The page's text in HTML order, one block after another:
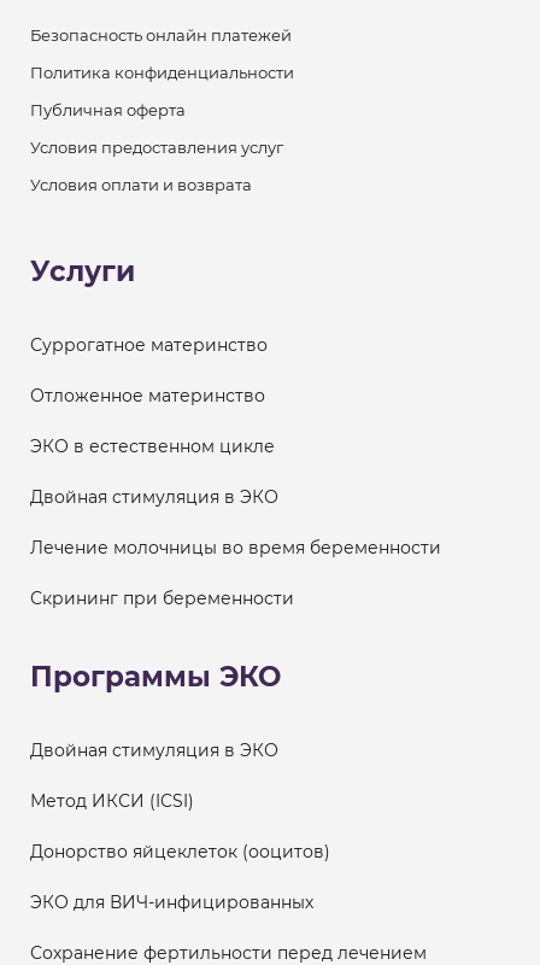
Безопасность онлайн платежей
Политика конфиденциальности
Публичная оферта
Условия предоставления услуг
Условия оплати и возврата
Услуги
Суррогатное материнство
Отложенное материнство
ЭКО в естественном цикле
Двойная стимуляция в ЭКО
Лечение молочницы во время беременности
Скрининг при беременности
Программы ЭКО
Двойная стимуляция в ЭКО
Метод ИКСИ (ICSI)
Донорство яйцеклеток (ооцитов)
ЭКО для ВИЧ-инфицированных
Сохранение фертильности перед лечением